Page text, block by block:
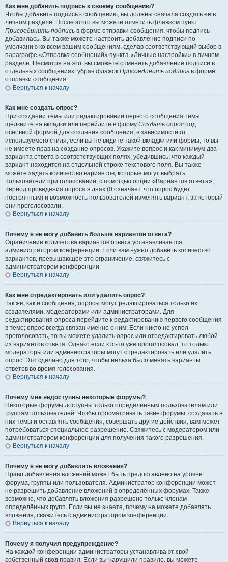
Как мне добавить подпись к своему сообщению?
Чтобы добавить подпись к сообщению, вы должны сначала создать её в
личном разделе. После этого вы можете отметить флажком пункт
Присоединить подпись в форме отправки сообщения, чтобы подпись
добавилась. Вы также можете настроить добавление подписи по
умолчанию ко всем вашим сообщениям, сделав соответствующий выбор в
параграфе «Отправка сообщений» пункта «Личные настройки» в личном
разделе. Несмотря на это, вы сможете отменить добавление подписи в
отдельных сообщениях, убрав флажок Присоединить подпись в форме
отправки сообщения.
Вернуться к началу
Как мне создать опрос?
При создании темы или редактировании первого сообщения темы
щёлкните на вкладке или перейдите в форму Создать опрос под
основной формой для создания сообщения, в зависимости от
используемого стиля; если вы не видите такой вкладки или формы, то вы
не имеете прав на создание опросов. Укажите вопрос и как минимум два
варианта ответа в соответствующих полях, убедившись, что каждый
вариант находится на отдельной строке текстового поля. Вы также
можете задать количество вариантов, которые могут выбрать
пользователи при голосовании, с помощью опции «Вариантов ответа»,
период проведения опроса в днях (0 означает, что опрос будет
постоянным) и возможность пользователей изменять вариант, за который
они проголосовали.
Вернуться к началу
Почему я не могу добавить больше вариантов ответа?
Ограничение количества вариантов ответа устанавливается
администратором конференции. Если вам нужно добавить количество
вариантов, превышающее это ограничение, свяжитесь с
администратором конференции.
Вернуться к началу
Как мне отредактировать или удалить опрос?
Так же, как и сообщения, опросы могут редактироваться только их
создателями, модераторами или администраторами. Для
редактирования опроса перейдите к редактированию первого сообщения
в теме; опрос всегда связан именно с ним. Если никто не успел
проголосовать, то вы можете удалить опрос или отредактировать любой
из вариантов ответа. Однако если кто-то уже проголосовал, то только
модераторы или администраторы могут отредактировать или удалить
опрос. Это сделано для того, чтобы нельзя было менять варианты
ответов во время голосования.
Вернуться к началу
Почему мне недоступны некоторые форумы?
Некоторые форумы доступны только определённым пользователям или
группам пользователей. Чтобы просматривать такие форумы, создавать в
них темы и оставлять сообщения, совершать другие действия, вам может
потребоваться специальное разрешение. Свяжитесь с модератором или
администратором конференции для получения такого разрешения.
Вернуться к началу
Почему я не могу добавлять вложения?
Право добавления вложений может быть предоставлено на уровне
форума, группы или пользователя. Администратор конференции может
не разрешить добавление вложений в определённых форумах. Также
возможно, что добавлять вложения разрешено только членам
определённых групп. Если вы не знаете, почему не можете добавлять
вложения, свяжитесь с администратором конференции.
Вернуться к началу
Почему я получил предупреждение?
На каждой конференции администраторы устанавливают свой
собственный свод правил. Если вы нарушили правило, вы можете